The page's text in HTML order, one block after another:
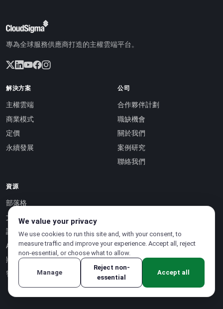
專為全球服務供應商打造的主權雲端平台。
解決方案
主權雲端
商業模式
定價
永續發展
公司
合作夥伴計劃
職缺機會
關於我們
案例研究
聯絡我們
資源
部落格
文件
認證
API 參考 ↗
狀態頁面 ↗
智慧即服務 ↗
We value your privacy
We use cookies to run this site and, with your consent, to
measure traffic and improve your experience. Accept all, reject
non-essential, or choose what to allow.
Manage
Reject non-
essential
Accept all